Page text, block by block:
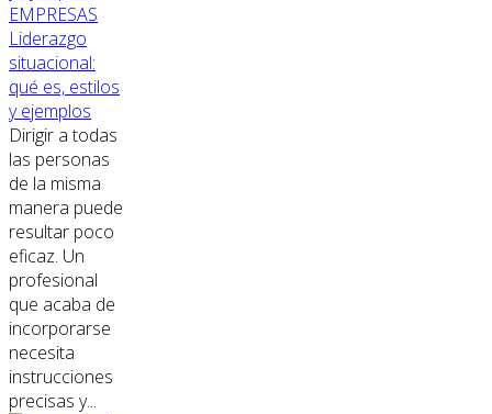
EMPRESAS
Liderazgo
situacional:
qué es, estilos
y ejemplos
Dirigir a todas
las personas
de la misma
manera puede
resultar poco
eficaz. Un
profesional
que acaba de
incorporarse
necesita
instrucciones
precisas y...